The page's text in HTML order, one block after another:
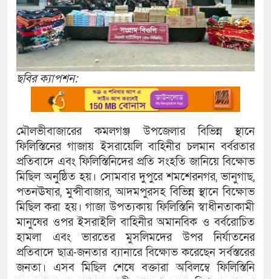
ছবির ক্যাপশন:
মৌলভীবাজারের কমলগঞ্জ উপজেলার বিভিন্ন স্থানে
ফিলিস্তিনের গাজায় ইসরায়েলি বাহিনীর চলমান বর্বরতার
প্রতিবাদে এবং ফিলিস্তিনিদের প্রতি সংহতি জানিয়ে বিক্ষোভ
মিছিল অনুষ্ঠিত হয়। সোমবার দুপুরে শমশেরনগর, ভানুগাছ,
পতনঊষার, মুন্সীবাজার, আদমপুরসহ বিভিন্ন স্থানে বিক্ষোভ
মিছিল করা হয়। গাজা উপত্যকায় ফিলিস্তিনি স্বাধীনতাকামী
মানুষের ওপর ইসরাইলি বাহিনীর অমানবিক ও বর্বরোচিত
হামলা এবং ভারতের মুসলিমদের উপর নির্যাতনের
প্রতিবাদে ছাত্র-জনতার ব্যানারে বিক্ষোভ করেছেন সর্বস্তরের
জনতা। এসব মিছিল শেষে বক্তারা অবিলম্বে ফিলিস্তিনি